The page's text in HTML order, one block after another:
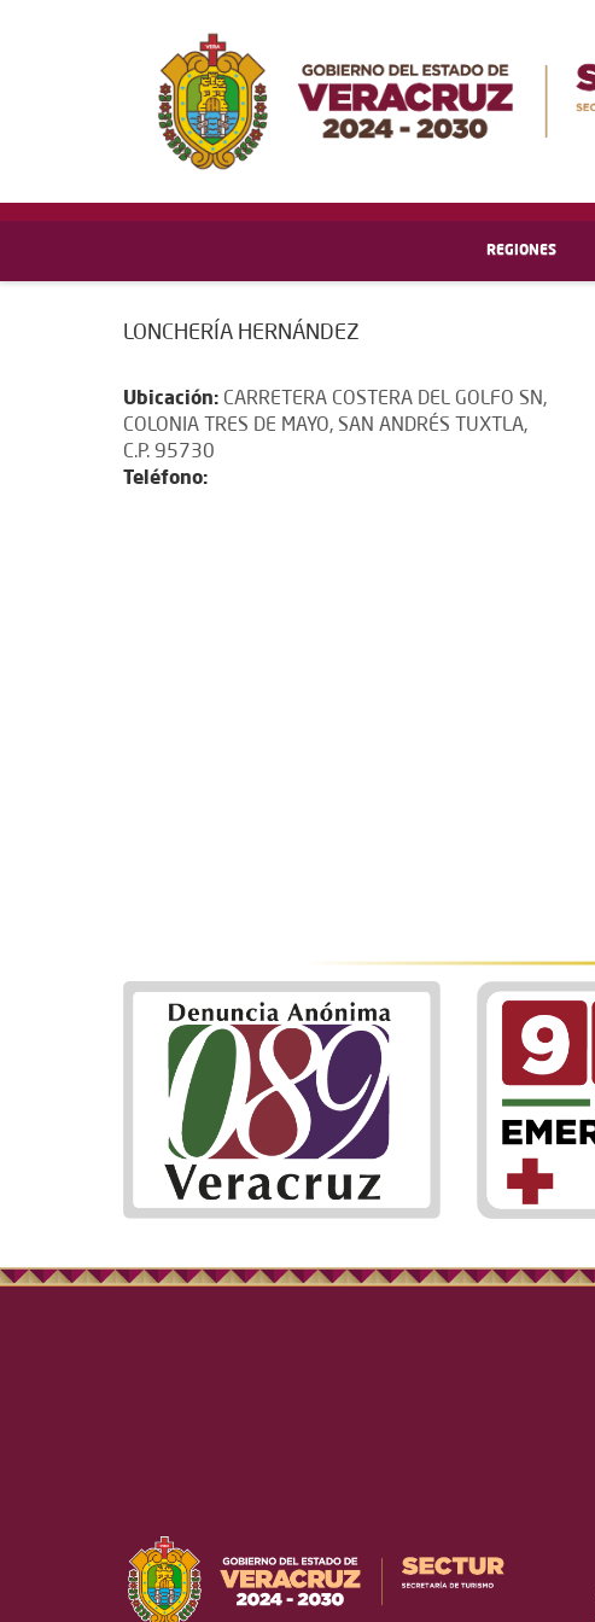
REGIONES
LONCHERÍA HERNÁNDEZ
Ubicación: CARRETERA COSTERA DEL GOLFO SN,
COLONIA TRES DE MAYO, SAN ANDRÉS TUXTLA,
C.P. 95730
Teléfono: